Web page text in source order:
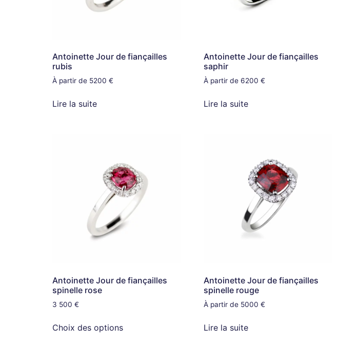
Antoinette Jour de fiançailles
rubis
À partir de 5200 €
Lire la suite
Antoinette Jour de fiançailles
saphir
À partir de 6200 €
Lire la suite
Antoinette Jour de fiançailles
spinelle rose
3 500 €
Choix des options
Antoinette Jour de fiançailles
spinelle rouge
À partir de 5000 €
Lire la suite